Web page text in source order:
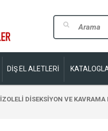
DİŞ EL ALETLERİ
İZOLELİ DİSEKSİYON VE